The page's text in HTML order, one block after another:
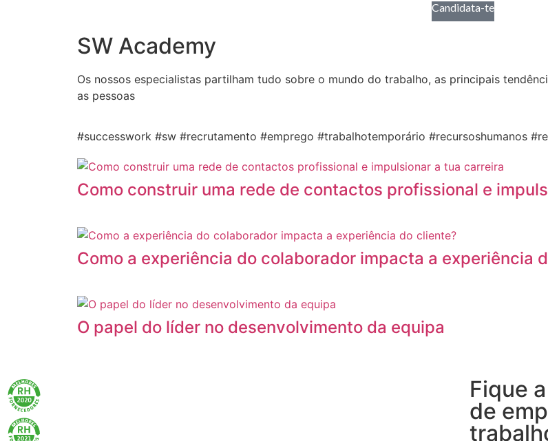
Candidata-te
SW Academy
Os nossos especialistas partilham tudo sobre o mundo do trabalho, as principais
as pessoas
#successwork #sw #recrutamento #emprego #trabalhotemporário #recursoshumanos
Como construir uma rede de contactos profissional e
Como a experiência do colaborador impacta a experiência
O papel do líder no desenvolvimento da equipa
Fique
de